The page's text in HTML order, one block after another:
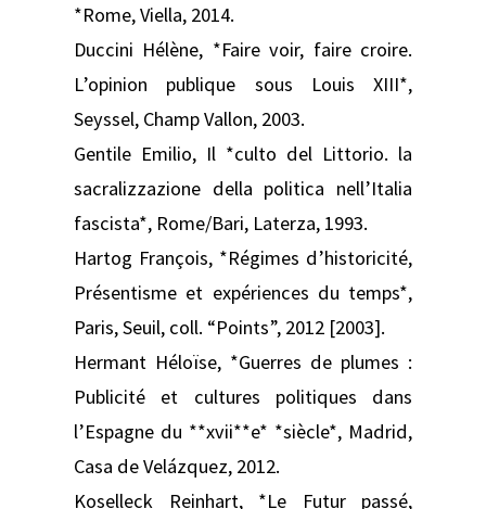
*Rome, Viella, 2014.
Duccini Hélène, *Faire voir, faire croire.
L’opinion publique sous Louis XIII*,
Seyssel, Champ Vallon, 2003.
Gentile Emilio, Il *culto del Littorio. la
sacralizzazione della politica nell’Italia
fascista*, Rome/Bari, Laterza, 1993.
Hartog François, *Régimes d’historicité,
Présentisme et expériences du temps*,
Paris, Seuil, coll. “Points”, 2012 [2003].
Hermant Héloïse, *Guerres de plumes :
Publicité et cultures politiques dans
l’Espagne du **xvii**e* *siècle*, Madrid,
Casa de Velázquez, 2012.
Koselleck Reinhart, *Le Futur passé,